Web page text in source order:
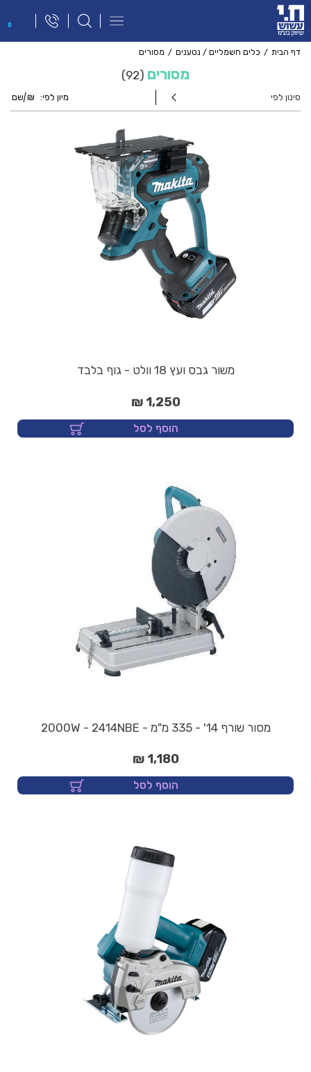
0
פתח
דף הבית כלים חשמליים / נטענים מסורים
מסורים 92
מיון לפי: ₪
|שם סינון לפי
משור גבס ועץ 18 וולט - גוף בלבד
1,250 ₪
הוסף לסל
מסור שורף 14' - 335 מ"מ - 2000W - 2414NBE
1,180 ₪
הוסף לסל